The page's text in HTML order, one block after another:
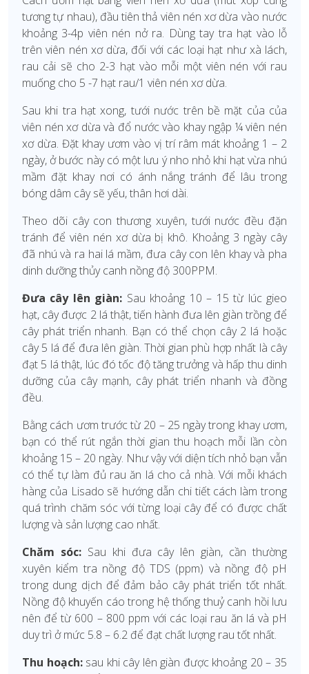
tương tự nhau), đầu tiên thả viên nén xơ dừa vào nước
khoảng 3-4p viên nén nở ra. Dùng tay tra hạt vào lỗ
trên viên nén xơ dừa, đối với các loại hạt như xà lách,
rau cải sẽ cho 2-3 hạt vào mỗi một viên nén với rau
muống cho 5 -7 hạt rau/1 viên nén xơ dừa.
Sau khi tra hạt xong, tưới nước trên bề mặt của của
viên nén xơ dừa và đổ nước vào khay ngập ¼ viên nén
xơ dừa. Đặt khay ươm vào vị trí râm mát khoảng 1 – 2
ngày, ở bước này có một lưu ý nho nhỏ khi hạt vừa nhú
mầm đặt khay nơi có ánh nắng tránh để lâu trong
bóng dâm cây sẽ yếu, thân hơi dài.
Theo dõi cây con thương xuyên, tưới nước đều đặn
tránh để viên nén xơ dừa bị khô. Khoảng 3 ngày cây
đã nhú và ra hai lá mầm, đưa cây con lên khay và pha
dinh dưỡng thủy canh nồng độ 300PPM.
Đưa cây lên giàn: Sau khoảng 10 – 15 từ lúc gieo
hạt, cây được 2 lá thật, tiến hành đưa lên giàn trồng để
cây phát triển nhanh. Bạn có thể chọn cây 2 lá hoặc
cây 5 lá để đưa lên giàn. Thời gian phù hợp nhất là cây
đạt 5 lá thật, lúc đó tốc độ tăng trưởng và hấp thu dinh
dưỡng của cây mạnh, cây phát triển nhanh và đồng
đều.
Bằng cách ươm trước từ 20 – 25 ngày trong khay ươm,
bạn có thể rút ngắn thời gian thu hoạch mỗi lần còn
khoảng 15 – 20 ngày. Như vậy với diện tích nhỏ bạn vẫn
có thể tự làm đủ rau ăn lá cho cả nhà. Với mỗi khách
hàng của Lisado sẽ hướng dẫn chi tiết cách làm trong
quá trình chăm sóc với từng loại cây để có được chất
lượng và sản lượng cao nhất.
Chăm sóc:Sau khi đưa cây lên giàn, cần thường
xuyên kiểm tra nồng độ TDS (ppm) và nồng độ pH
trong dung dịch để đảm bảo cây phát triển tốt nhất.
Nồng độ khuyến cáo trong hệ thống thuỷ canh hồi lưu
nên để từ 600 – 800 ppm với các loại rau ăn lá và pH
duy trì ở mức 5.8 – 6.2 để đạt chất lượng rau tốt nhất.
Thu hoạch:sau khi cây lên giàn được khoảng 20 – 35